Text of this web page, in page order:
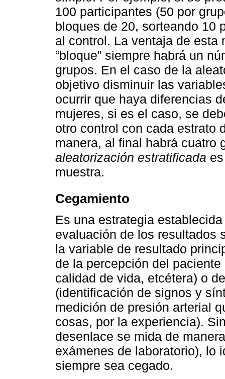
100 participantes (50 por
bloques de 20, sorteando 10
al control. La ventaja de esta
“bloque” siempre habrá un
grupos. En el caso de la
objetivo disminuir las
ocurrir que haya diferencias
mujeres, si es el caso, se
otro control con cada estrato
manera, al final habrá cuatro
aleatorización estratificada
muestra.
Cegamiento
Es una estrategia
evaluación de los resultados
la variable de resultado
de la percepción del
calidad de vida, etcétera) o
(identificación de signos y
medición de presión arterial
cosas, por la experiencia).
desenlace se mida de
exámenes de laboratorio), lo
siempre sea cegado.